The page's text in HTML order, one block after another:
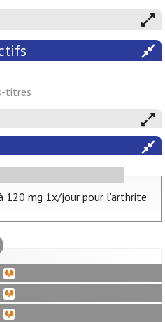
titres
120 mg 1x/jour pour l’arthrite